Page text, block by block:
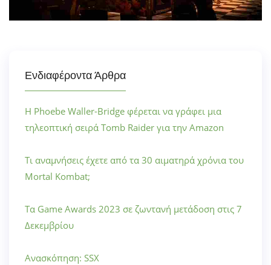
Ενδιαφέροντα Άρθρα
Η Phoebe Waller-Bridge φέρεται να γράφει μια
τηλεοπτική σειρά Tomb Raider για την Amazon
Τι αναμνήσεις έχετε από τα 30 αιματηρά χρόνια του
Mortal Kombat;
Τα Game Awards 2023 σε ζωντανή μετάδοση στις 7
Δεκεμβρίου
Ανασκόπηση: SSX